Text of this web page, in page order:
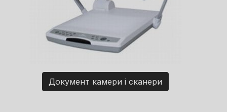
Документ камери і сканери